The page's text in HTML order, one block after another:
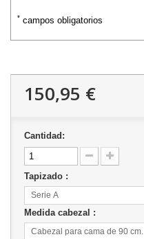
* campos obligatorios
150,95 €
Cantidad:
Tapizado :
Serie A
Medida cabezal :
Cabezal para cama de 90 cm.